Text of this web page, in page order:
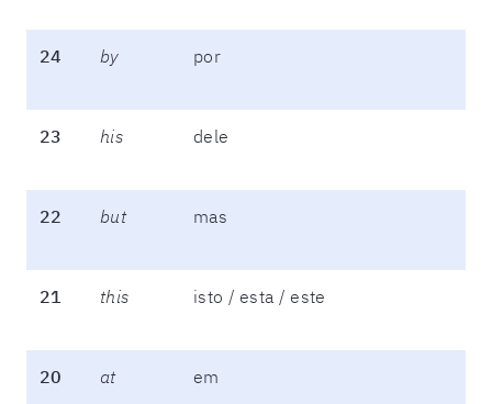
24 by por
23 his dele
22 but mas
21 this isto / esta / este
20 at em